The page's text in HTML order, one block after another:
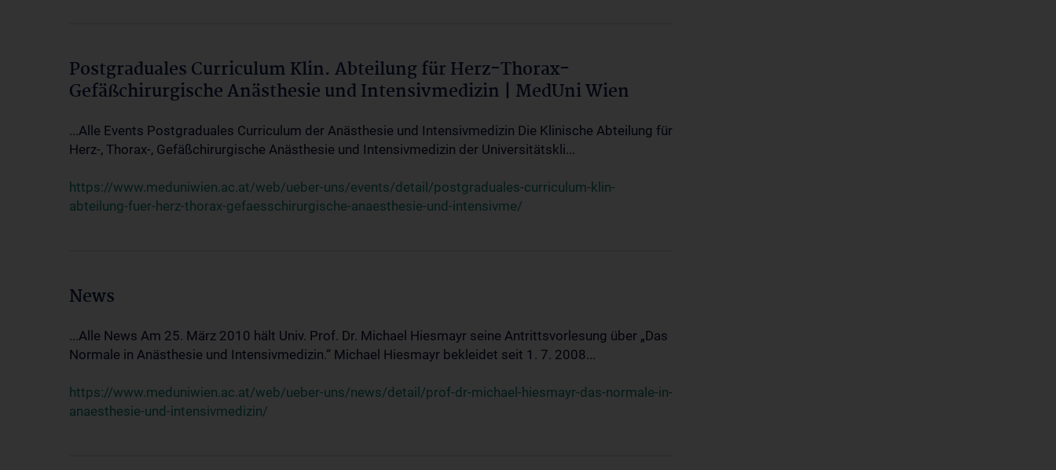
Postgraduales Curriculum Klin. Abteilung für Herz-Thorax-
Gefäßchirurgische Anästhesie und Intensivmedizin | MedUni Wien
...Alle Events Postgraduales Curriculum der Anästhesie und Intensivmedizin Die Klinische Abteilung für
Herz-, Thorax-, Gefäßchirurgische Anästhesie und Intensivmedizin der Universitätskli...
https://www.meduniwien.ac.at/web/ueber-uns/events/detail/postgraduales-curriculum-klin-
abteilung-fuer-herz-thorax-gefaesschirurgische-anaesthesie-und-intensivme/
News
...Alle News Am 25. März 2010 hält Univ. Prof. Dr. Michael Hiesmayr seine Antrittsvorlesung über „Das
Normale in Anästhesie und Intensivmedizin.“ Michael Hiesmayr bekleidet seit 1. 7. 2008...
https://www.meduniwien.ac.at/web/ueber-uns/news/detail/prof-dr-michael-hiesmayr-das-normale-in-
anaesthesie-und-intensivmedizin/